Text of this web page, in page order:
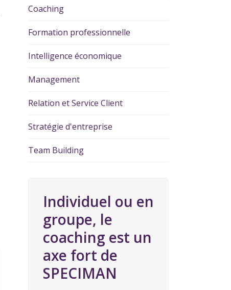
Coaching
Formation professionnelle
Intelligence économique
Management
Relation et Service Client
Stratégie d'entreprise
Team Building
Individuel ou en
groupe, le
coaching est un
axe fort de
SPECIMAN